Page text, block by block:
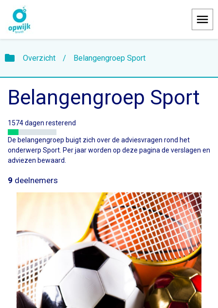
folder Overzicht / Belangengroep Sport
Belangengroep Sport
1574 dagen resterend
De belangengroep buigt zich over de adviesvragen rond het
onderwerp Sport. Per jaar worden op deze pagina de verslagen en
adviezen bewaard.
9 deelnemers